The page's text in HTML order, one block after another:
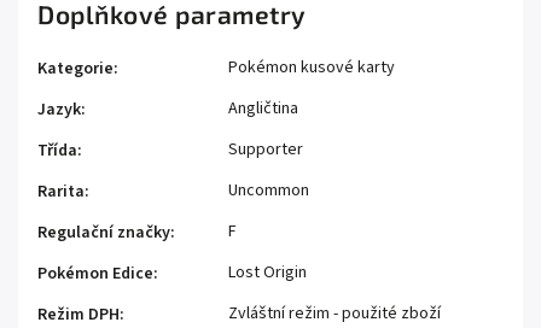
Doplňkové parametry
Kategorie:
Pokémon kusové karty
Jazyk:
Angličtina
Třída:
Supporter
Rarita:
Uncommon
Regulační značky:
F
Pokémon Edice:
Lost Origin
Režim DPH: Zvláštní režim - použité zboží